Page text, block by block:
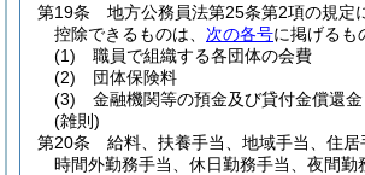
第19条
地方公務員法第25条第2項の規定
控除できるものは、 次の各号に掲げるも
(1)
職員で組織する各団体の会費
(2)
団体保険料
(3)
金融機関等の預金及び貸付金償還金
(雑則)
第20条
給料、扶養手当、地域手当、住居
時間外勤務手当、休日勤務手当、夜間勤